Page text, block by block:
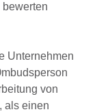
Unternehmen
von
als einen